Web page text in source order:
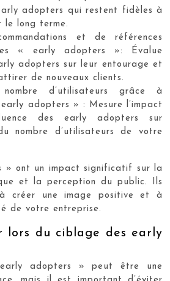
adopters qui restent fidèles à
le long terme.
et de références
« early adopters »: Évalue
adopters sur leur entourage et
de nouveaux clients.
d’utilisateurs grâce à
adopters » : Mesure l’impact
des early adopters sur
nombre d’utilisateurs de votre
» ont un impact significatif sur la
et la perception du public. Ils
créer une image positive et à
de votre entreprise.
lors du ciblage des early
adopters » peut être une